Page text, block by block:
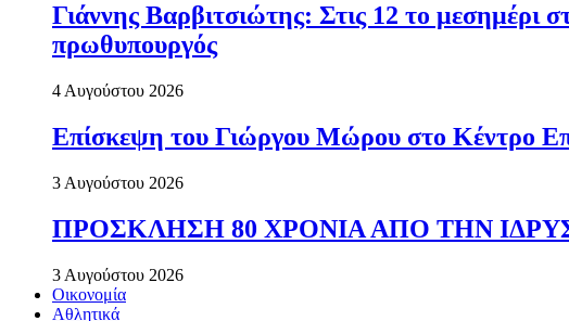
Γιάννης Βαρβιτσιώτης: Στις 12 το
πρωθυπουργός
4 Αυγούστου 2026
Επίσκεψη του Γιώργου Μώρου στο Κέντρο
3 Αυγούστου 2026
ΠΡΟΣΚΛΗΣΗ 80 ΧΡΟΝΙΑ ΑΠΟ ΤΗΝ
3 Αυγούστου 2026
Οικονομία
Αθλητικά